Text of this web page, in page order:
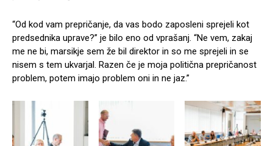
“Od kod vam prepričanje, da vas bodo zaposleni sprejeli kot
predsednika uprave?” je bilo eno od vprašanj. “Ne vem, zakaj
me ne bi, marsikje sem že bil direktor in so me sprejeli in se
nisem s tem ukvarjal. Razen če je moja politična prepričanost
problem, potem imajo problem oni in ne jaz.”